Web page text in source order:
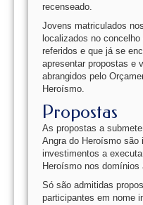
recenseado.
Jovens matriculados
localizados no
referidos e que já se
apresentar propostas e
abrangidos pelo
Heroísmo.
Propostas
As propostas a
Angra do Heroísmo são
investimentos a
Heroísmo nos domínios
Só são admitidas
participantes em nome